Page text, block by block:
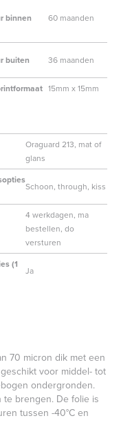
binnen 60 maanden
buiten 36 maanden
15mm x 15mm
Oraguard 213, mat of
glans
Schoon, through, kiss
4 werkdagen, ma
bestellen, do
versturen
(1
Ja
70 micron dik met een
voor middel- tot
ondergronden.
te brengen. De folie is
tussen -40°C en